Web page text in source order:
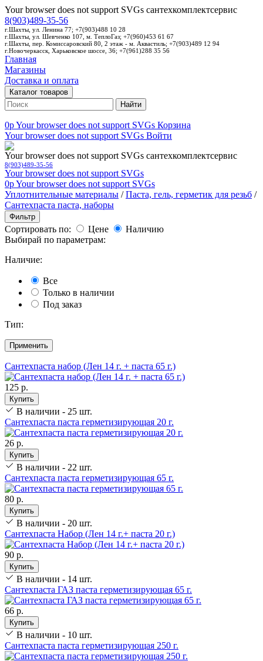
Your browser does not support SVGs сантехкомплектсервис
8(903)489-35-56
г.Шахты, ул. Ленина 77; +7(903)488 10 28
г.Шахты, ул. Шевченко 107, м. ТеплоГаз; +7(960)453 61 67
г.Шахты, пер. Комиссаровский 80, 2 этаж - м. Аквастиль; +7(903)489 12 94
г.Новочеркасск, Харьковское шоссе, 36; +7(961)288 35 56
Главная
Магазины
Доставка и оплата
Каталог товаров
Найти
0pYour browser does not support SVGs Корзина
Your browser does not support SVGs Войти
Your browser does not support SVGs сантехкомплектсервис
8(903)489-35-56
Your browser does not support SVGs
0pYour browser does not support SVGs
Уплотнительные материалы /Паста, гель, герметик для резьб /
Сантехпаста паста, наборы
Фильтр
Сортировать по: Цене
Наличию
Выбирай по параметрам:
Наличие:
Все
Только в наличии
Под заказ
Тип:
Применить
Сантехпаста набор (Лен 14 г. + паста 65 г.)
125 р.
Купить
В наличии - 25 шт.
Сантехпаста паста герметизирующая 20 г.
26 р.
Купить
В наличии - 22 шт.
Сантехпаста паста герметизирующая 65 г.
80 р.
Купить
В наличии - 20 шт.
Сантехпаста Набор (Лен 14 г.+ паста 20 г.)
90 р.
Купить
В наличии - 14 шт.
Сантехпаста ГАЗ паста герметизирующая 65 г.
66 р.
Купить
В наличии - 10 шт.
Сантехпаста паста герметизирующая 250 г.